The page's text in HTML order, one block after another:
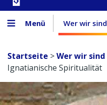
Menü Wer wir sind
Startseite >Wer wir sind
Ignatianische Spiritualität